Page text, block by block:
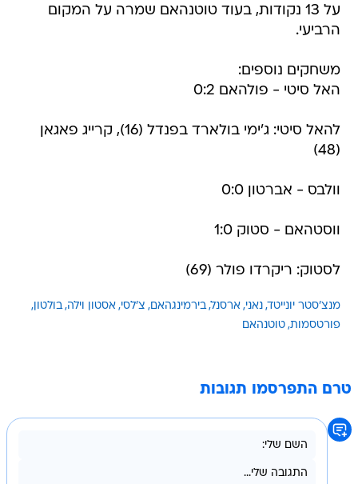
על 13 נקודות, בעוד טוטנהאם שמרה על המקום
הרביעי.
משחקים נוספים:
האל סיטי - פולהאם 0:2
להאל סיטי: ג'ימי בולארד בפנדל (16), קרייג פאגאן
(48)
וולבס - אברטון 0:0
ווסטהאם - סטוק 1:0
לסטוק: ריקרדו פולר (69)
מנצ'סטר יונייטד נאני ארסנל בירמינגהאם צ'לסי אסטון וילה בולטון
פורטסמות טוטנהאם
טרם התפרסמו תגובות